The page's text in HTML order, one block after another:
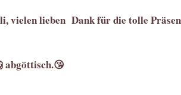
vielen lieben Dank für die tolle
abgöttisch.😘